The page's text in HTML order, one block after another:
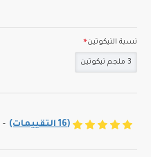
(16 التقييمات) -
نسبة النيكوتين
3 ملجم نيكوتين